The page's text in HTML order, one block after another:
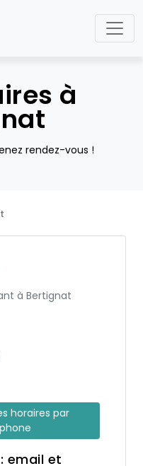
à
rendez-vous !
à Bertignat
horaires par
email et